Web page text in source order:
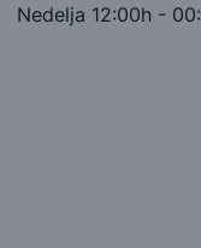
Nedelja 12:00h -